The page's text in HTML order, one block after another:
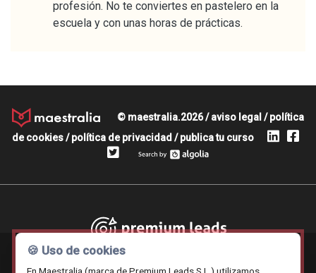
profesión. No te conviertes en pastelero en la
escuela y con unas horas de prácticas.
© maestralia.2026 /aviso legal /política
de cookies/política de privacidad /publica tu curso
Premium leads
🍪 Uso de cookies